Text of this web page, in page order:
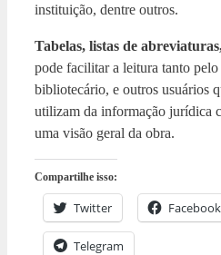
instituição, dentre outros.
Tabelas, listas de
pode facilitar a leitura tanto
bibliotecário, e outros usuários
utilizam da informação jurídica
uma visão geral da obra.
Compartilhe isso:
Twitter Facebook
Telegram